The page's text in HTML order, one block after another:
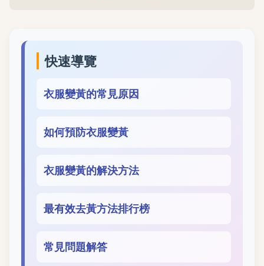
快速導覽
衣服變黃的常見原因
如何預防衣服變黃
衣服變黃的解決方法
最有效去黃方法排行榜
常見問題解答